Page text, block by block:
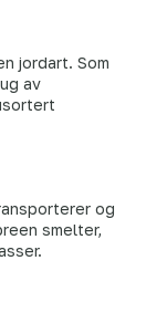
jordart. Som
av
og
smelter,